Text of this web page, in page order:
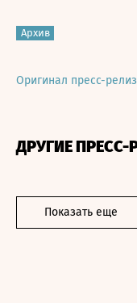
Архив
Оригинал пресс-
ДРУГИЕ ПРЕСС-
Показать еще